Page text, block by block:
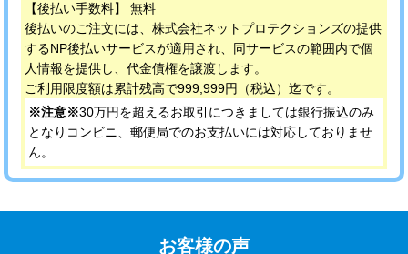
【後払い手数料】 無料
後払いのご注文には、株式会社ネットプロテクションズの提供
するNP後払いサービスが適用され、同サービスの範囲内で個
人情報を提供し、代金債権を譲渡します。
ご利用限度額は累計残高で999,999円（税込）迄です。
※注意※30万円を超えるお取引につきましては銀行振込のみ
となりコンビニ、郵便局でのお支払いには対応しておりませ
ん。
お客様の声